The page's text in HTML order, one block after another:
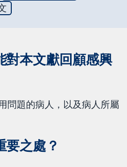
對本文獻回顧感興
問題的病人，以及病人所屬
要之處？